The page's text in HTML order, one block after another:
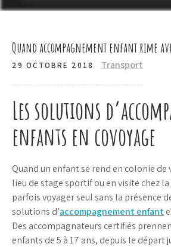
Quand accompagnement enfant rime
29 OCTOBRE 2018 Transport
Les solutions
enfants en covoyage
Quand un enfant se rend en colonie de
lieu de stage sportif ou en visite chez
parfois voyager seul sans la présence
solutions d’accompagnement enfant
Des accompagnateurs certifiés
enfants de 5 à 17 ans, depuis le départ